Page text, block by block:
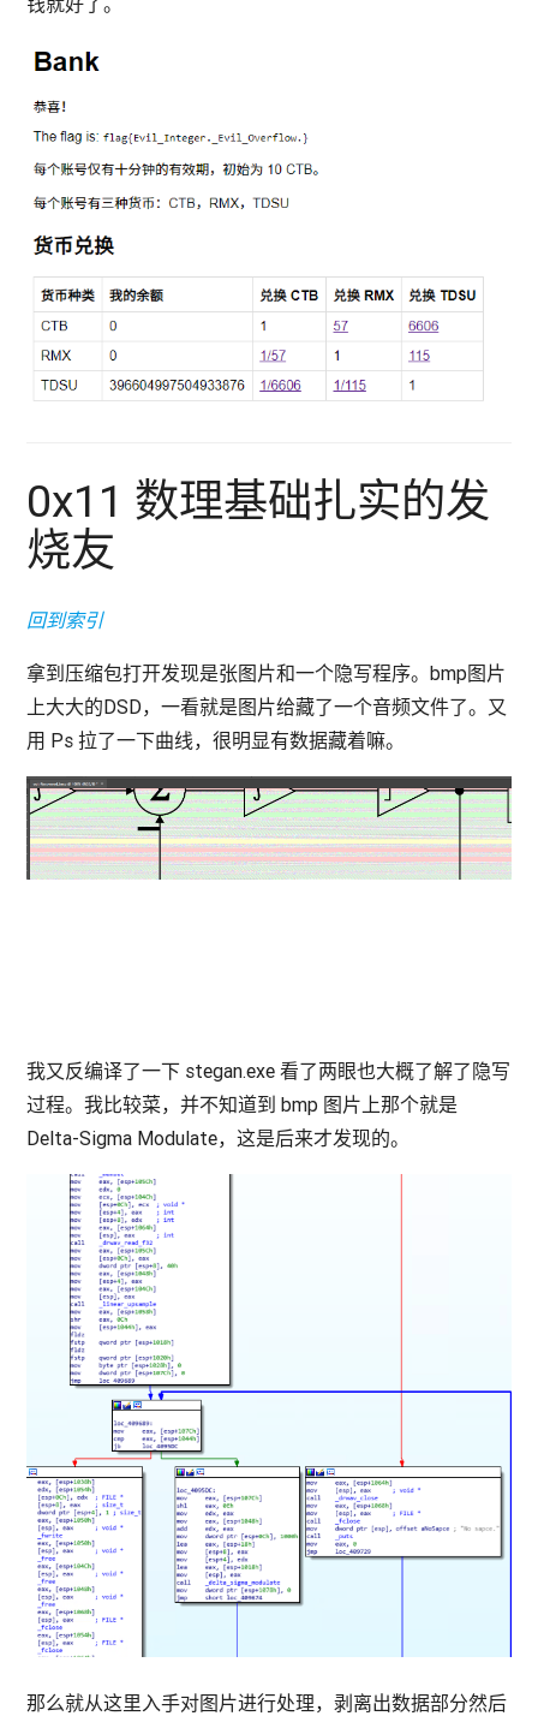
0x11 数理基础扎实的发
烧友
回到索引
拿到压缩包打开发现是张图片和一个隐写程序。bmp图片
上大大的DSD，一看就是图片给藏了一个音频文件了。又
用 Ps 拉了一下曲线，很明显有数据藏着嘛。
我又反编译了一下 stegan.exe 看了两眼也大概了解了隐写
过程。我比较菜，并不知道到 bmp 图片上那个就是
Delta-Sigma Modulate，这是后来才发现的。
那么就从这里入手对图片进行处理，剥离出数据部分然后